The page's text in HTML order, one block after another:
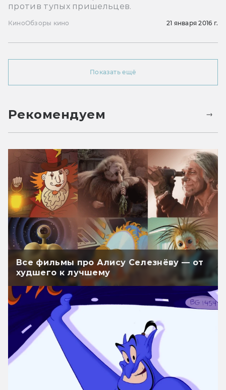
против тупых пришельцев.
КиноОбзоры кино 21 января 2016 г.
Показать ещё
Рекомендуем
Все фильмы про Алису Селезнёву — от
худшего к лучшему